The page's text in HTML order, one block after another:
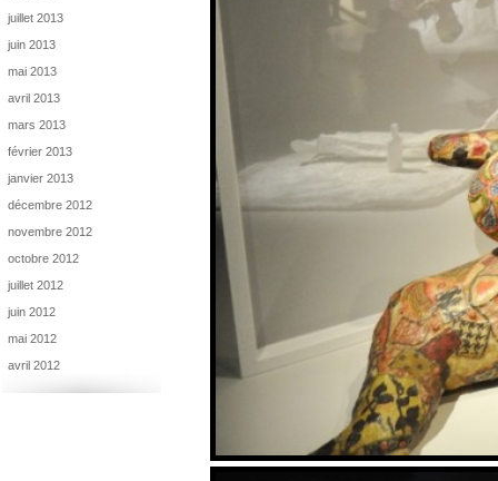
juillet 2013
juin 2013
mai 2013
avril 2013
mars 2013
février 2013
janvier 2013
décembre 2012
novembre 2012
octobre 2012
juillet 2012
juin 2012
mai 2012
avril 2012